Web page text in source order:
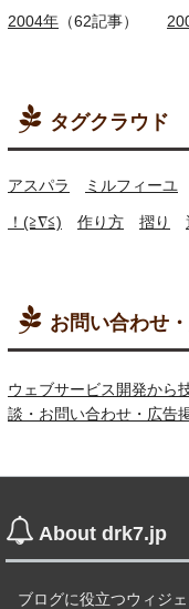
2004年 （62記事）
タグクラウド
アスパラ ミルフィーユ
！(≧∇≦) 作り方 摺り
お問い合わせ
ウェブサービス開発から
談・お問い合わせ・広告
About drk7.jp
ブログに役立つウィジ